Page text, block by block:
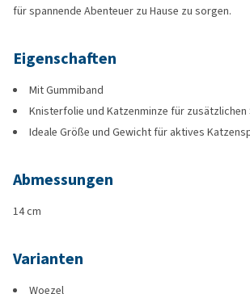
für spannende Abenteuer zu Hause zu sorgen.
Eigenschaften
Mit Gummiband
Knisterfolie und Katzenminze für zusätzlichen
Ideale Größe und Gewicht für aktives
Abmessungen
14 cm
Varianten
Woezel